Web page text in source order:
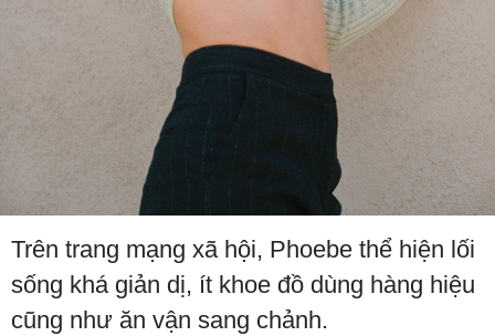
Trên trang mạng xã hội, Phoebe thể hiện lối
sống khá giản dị, ít khoe đồ dùng hàng hiệu
cũng như ăn vận sang chảnh.